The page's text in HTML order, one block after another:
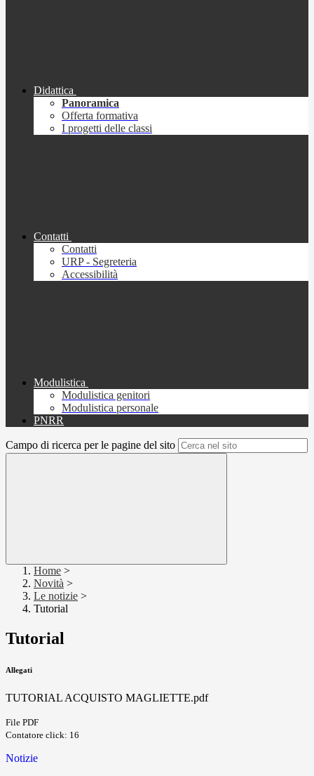
Didattica
Panoramica
Offerta formativa
I progetti delle classi
Contatti
Contatti
URP - Segreteria
Accessibilità
Modulistica
Modulistica genitori
Modulistica personale
PNRR
Campo di ricerca per le pagine del sito
Home >
Novità >
Le notizie >
Tutorial
Tutorial
Allegati
TUTORIAL ACQUISTO MAGLIETTE.pdf
File PDF
Contatore click: 16
Notizie